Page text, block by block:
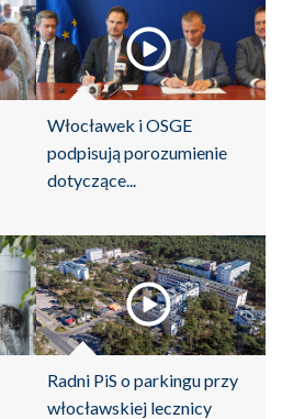
Włocławek i OSGE
podpisują porozumienie
dotyczące...
Radni PiS o parkingu przy
włocławskiej lecznicy